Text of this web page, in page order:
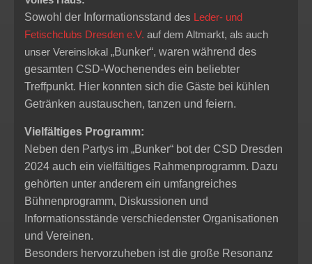
Sowohl der Informationsstand des Leder- und
Fetischclubs Dresden e.V. auf dem Altmarkt, als auch
unser Vereinslokal „Bunker“, waren während des
gesamten CSD-Wochenendes ein beliebter
Treffpunkt. Hier konnten sich die Gäste bei kühlen
Getränken austauschen, tanzen und feiern.
Vielfältiges Programm:
Neben den Partys im „Bunker“ bot der CSD Dresden
2024 auch ein vielfältiges Rahmenprogramm. Dazu
gehörten unter anderem ein umfangreiches
Bühnenprogramm, Diskussionen und
Informationsstände verschiedenster Organisationen
und Vereinen.
Besonders hervorzuheben ist die große Resonanz